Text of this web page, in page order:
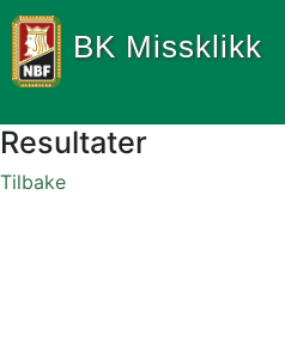
BK Missklikk
Resultater
Tilbake